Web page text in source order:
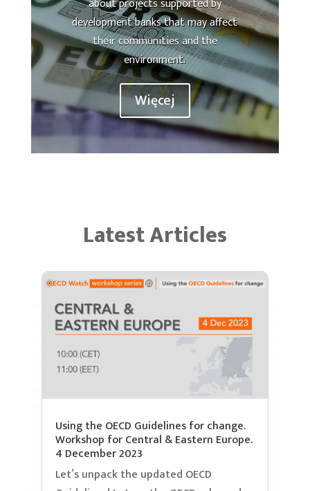
about projects supported by
development banks that may affect
their communities and the
environment.
Więcej
Latest Articles
Using the OECD Guidelines for change.
Workshop for Central & Eastern Europe.
4 December 2023
Let’s unpack the updated OECD